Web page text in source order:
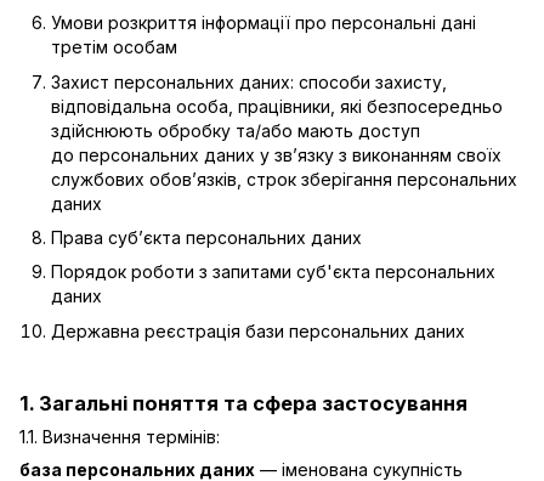
Умови розкриття інформації про персональні дані
третім особам
Захист персональних даних: способи захисту,
відповідальна особа, працівники, які безпосередньо
здійснюють обробку та/або мають доступ
до персональних даних у зв’язку з виконанням своїх
службових обов’язків, строк зберігання персональних
даних
Права суб’єкта персональних даних
Порядок роботи з запитами суб'єкта персональних
даних
Державна реєстрація бази персональних даних
1. Загальні поняття та сфера застосування
1.1. Визначення термінів:
база персональних даних — іменована сукупність